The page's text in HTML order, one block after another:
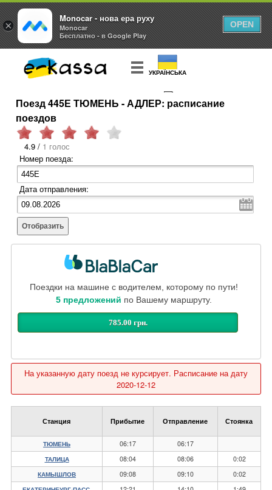
УКРАЇНСЬКА
КУПИТЬБИЛЕТ
Поезд 445Е ТЮМЕНЬ - АДЛЕР: расписание
поездов
4.9 / 1 голос
Номер поезда:
Дата отправления:
Отобразить
Поездки на машине с водителем, которому по пути!
5 предложений по Вашему маршруту.
785.00 грн.
На указанную дату поезд не курсирует. Расписание на дату
2020-12-12
Станция Прибытие Отправление Стоянка
ТЮМЕНЬ 06:17 06:17
ТАЛИЦА 08:04 08:06 0:02
КАМЫШЛОВ 09:08 09:10 0:02
×
Monocar - нова ера руху
Monocar
Бесплатно - в Google Play
OPEN